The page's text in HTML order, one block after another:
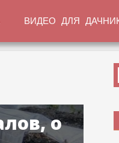
ВИДЕО ДЛЯ
о